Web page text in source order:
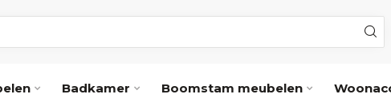
Badkamer Boomstam meubelen